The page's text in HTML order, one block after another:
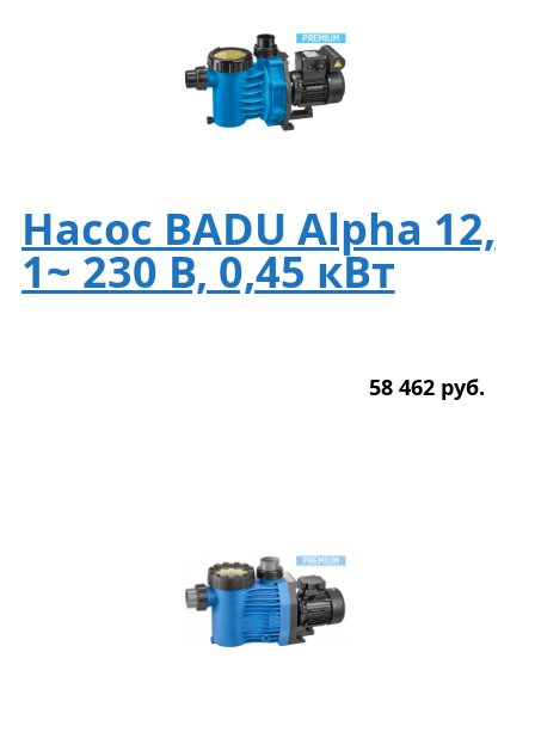
Насос BADU Alpha 12,
1~ 230 В, 0,45 кВт
58 462 руб.